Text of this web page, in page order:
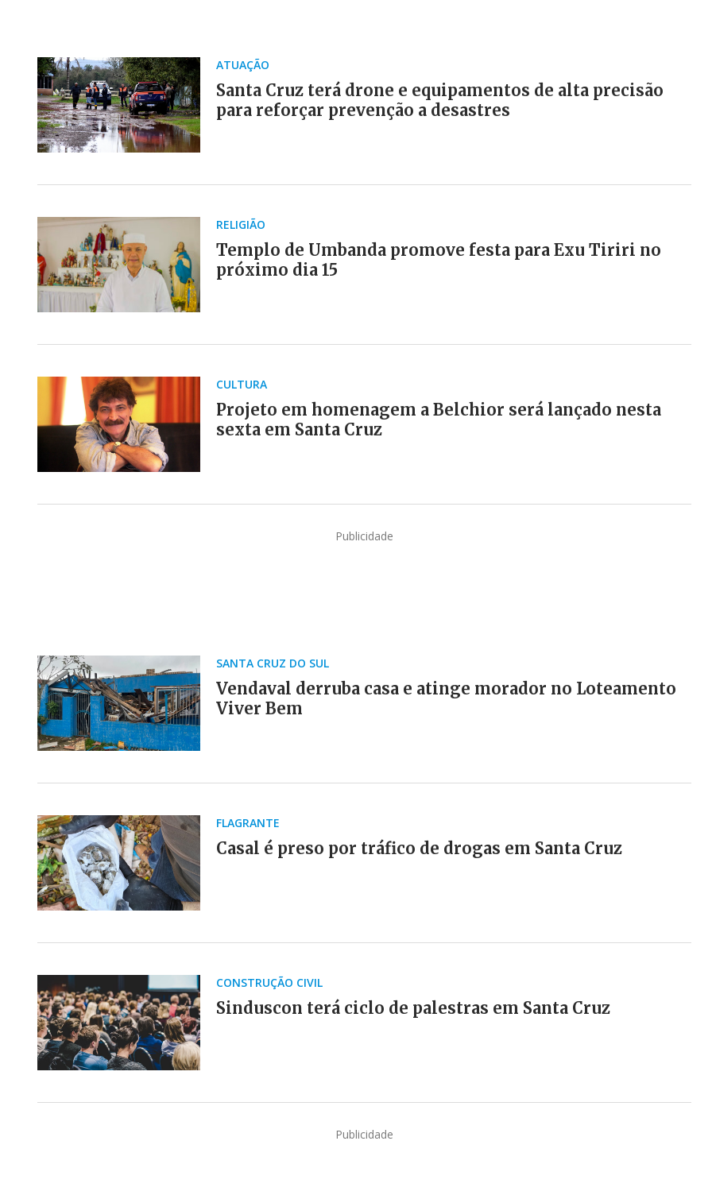
ATUAÇÃO
Santa Cruz terá drone e equipamentos de alta precisão
para reforçar prevenção a desastres
RELIGIÃO
Templo de Umbanda promove festa para Exu Tiriri no
próximo dia 15
CULTURA
Projeto em homenagem a Belchior será lançado nesta
sexta em Santa Cruz
Publicidade
SANTA CRUZ DO SUL
Vendaval derruba casa e atinge morador no Loteamento
Viver Bem
FLAGRANTE
Casal é preso por tráfico de drogas em Santa Cruz
CONSTRUÇÃO CIVIL
Sinduscon terá ciclo de palestras em Santa Cruz
Publicidade